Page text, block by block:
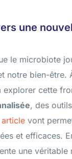
une
le microbiote
notre bien-être.
explorer cette
, des
vont
et efficaces.
une véritable